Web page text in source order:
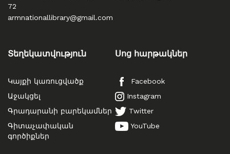
72
armnationallibrary@gmail.com
Տեղեկատվություն
Կայքի կառուցվածք
Աջակցել
Գրադարանի բարեկամներ
Գիտաչափական
գործիքներ
Սոց հարթակներ
Facebook
Instagram
Twitter
YouTube